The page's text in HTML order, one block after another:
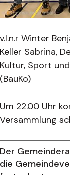
v.l.n.r Winter
Keller Sabrina,
Kultur, Sport
(BauKo)
Um 22.00 Uhr
Versammlung
Der
die